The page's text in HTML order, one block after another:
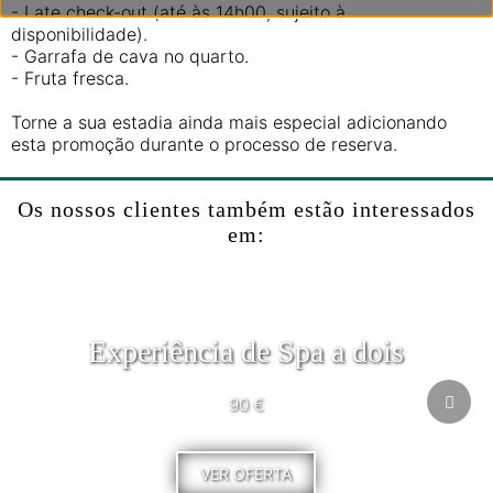
- Late check-out (até às 14h00, sujeito à
disponibilidade).
- Garrafa de cava no quarto.
- Fruta fresca.
Torne a sua estadia ainda mais especial adicionando
esta promoção durante o processo de reserva.
Os nossos clientes também estão interessados
em:
Experiência de Spa a dois
90 €
VER OFERTA